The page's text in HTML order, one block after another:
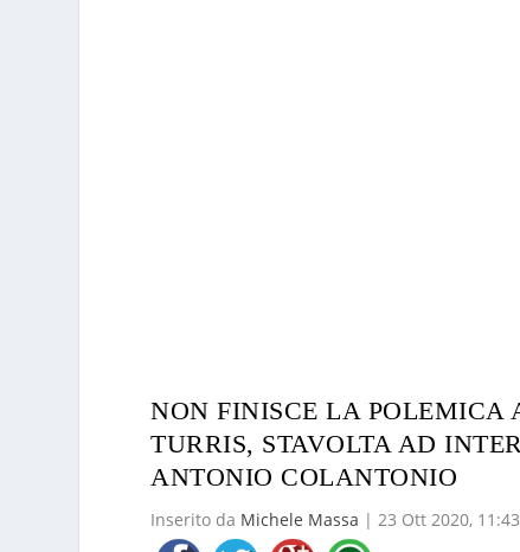
NON FINISCE LA POLEMICA
TURRIS, STAVOLTA AD
ANTONIO COLANTONIO
Inserito da Michele Massa |23 Ott 2020, 11:43